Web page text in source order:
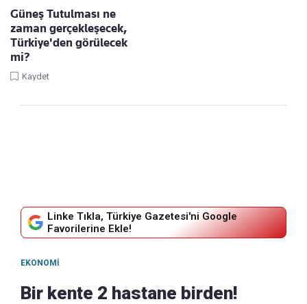
Güneş Tutulması ne
zaman gerçekleşecek,
Türkiye'den görülecek
mi?
Kaydet
Linke Tıkla, Türkiye Gazetesi'ni Google
Favorilerine Ekle!
EKONOMI
Bir kente 2 hastane birden!